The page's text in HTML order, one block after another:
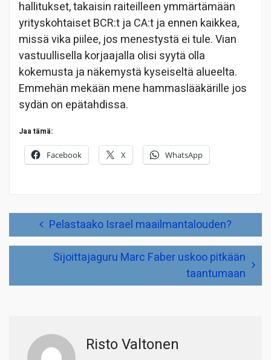
hallitukset, takaisin raiteilleen ymmärtämään
yrityskohtaiset BCR:t ja CA:t ja ennen kaikkea,
missä vika piilee, jos menestystä ei tule. Vian
vastuullisella korjaajalla olisi syytä olla
kokemusta ja näkemystä kyseiseltä alueelta.
Emmehän mekään mene hammaslääkärille jos
sydän on epätahdissa.
Jaa tämä:
Facebook X WhatsApp
Artikkelien Pelastaako Israel maailmantalouden?
Sijoittajaguru Marc Faber uskoo pitkään
taantumaan
Risto Valtonen